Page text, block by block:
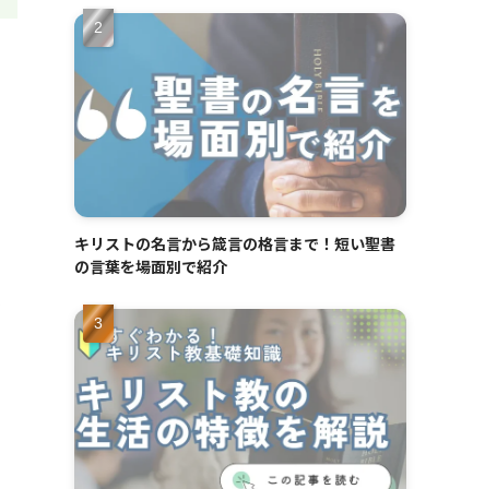
キリストの名言から箴言の格言まで！短い聖書
の言葉を場面別で紹介